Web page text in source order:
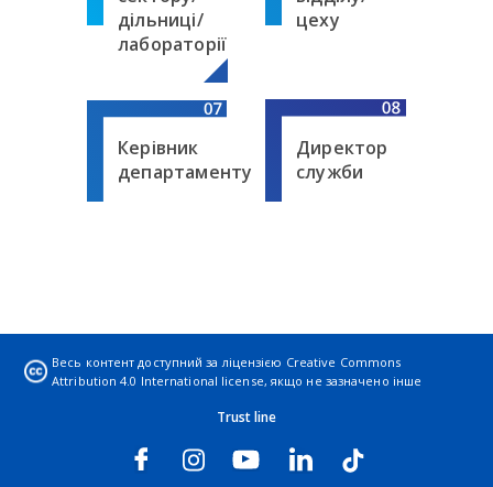
дільниці/
лабораторії
цеху
Керівник
департаменту
Директор
служби
Весь контент доступний за ліцензією Creative Commons
Attribution 4.0 International license, якщо не зазначено інше
Trust line